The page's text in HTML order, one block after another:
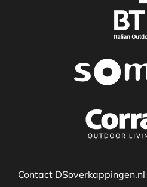
Contact DSoverkappingen.nl